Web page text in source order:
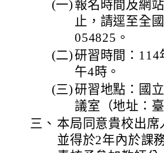
(一) 報名時間及網
止，請逕至全
054825。
(二)研習時間：114
午4時。
(三)研習地點：國
議室（地址：
三、 本局同意貴校出
並得於2年內於課